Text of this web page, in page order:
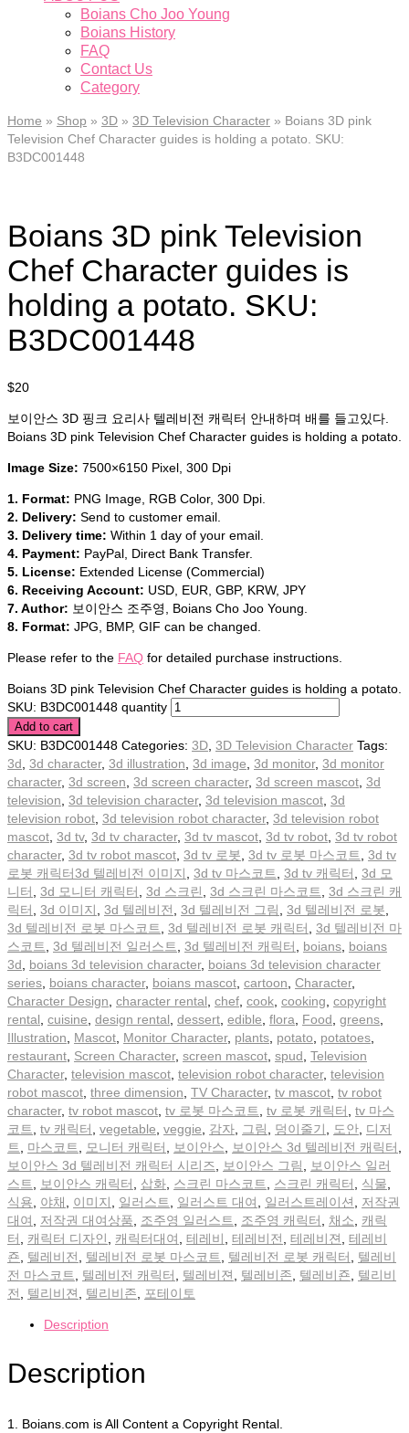
Boians Cho Joo Young
Boians History
FAQ
Contact Us
Category
Home » Shop » 3D » 3D Television Character » Boians 3D pink
Television Chef Character guides is holding a potato. SKU:
B3DC001448
Boians 3D pink Television
Chef Character guides is
holding a potato. SKU:
B3DC001448
$20
보이안스 3D 핑크 요리사 텔레비전 캐릭터 안내하며 배를 들고있다.
Boians 3D pink Television Chef Character guides is holding a potato.
Image Size: 7500×6150 Pixel, 300 Dpi
1. Format: PNG Image, RGB Color, 300 Dpi.
2. Delivery: Send to customer email.
3. Delivery time: Within 1 day of your email.
4. Payment: PayPal, Direct Bank Transfer.
5. License: Extended License (Commercial)
6. Receiving Account: USD, EUR, GBP, KRW, JPY
7. Author: 보이안스 조주영, Boians Cho Joo Young.
8. Format: JPG, BMP, GIF can be changed.
Please refer to the FAQ for detailed purchase instructions.
Boians 3D pink Television Chef Character guides is holding a potato.
SKU: B3DC001448 quantity
Add to cart
SKU: B3DC001448 Categories: 3D 3D Television Character Tags:
3d 3d character, 3d illustration 3d image 3d monitor, 3d monitor
character, 3d screen 3d screen character, 3d screen mascot 3d
television 3d television character, 3d television mascot 3d
television robot 3d television robot character, 3d television robot
mascot 3d tv, 3d tv character, 3d tv mascot 3d tv robot 3d tv robot
character, 3d tv robot mascot 3d tv 로봇 3d tv 로봇 마스코트
3d tv
로봇 캐릭터3d 텔레비전 이미지
3d tv 마스코트 3d tv 캐릭터
3d 모
니터
3d 모니터 캐릭터 3d 스크린 3d 스크린 마스코트
3d 스크린 캐
릭터
3d 이미지 3d 텔레비전 3d 텔레비전 그림 3d 텔레비전 로봇
3d 텔레비전 로봇 마스코트
3d 텔레비전 로봇 캐릭터
3d 텔레비전 마
스코트
3d 텔레비전 일러스트 3d 텔레비전 캐릭터 boians boians
3d
boians 3d television character, boians 3d television character
series boians character, boians mascot cartoon Character,
Character Design character rental chef cook cooking copyright
rental cuisine design rental dessert edible flora Food greens
Illustration
Mascot Monitor Character, plants potato potatoes
restaurant Screen Character, screen mascot spud Television
Character, television mascot television robot character, television
robot mascot three dimension TV Character, tv mascot tv robot
character, tv robot mascot tv 로봇 마스코트 tv 로봇 캐릭터
tv 마스
코트
tv 캐릭터 vegetable veggie 감자 그림 덩이줄기 도안 디저
트
마스코트 모니터 캐릭터 보이안스 보이안스 3d 텔레비전 캐릭터
보이안스 3d 텔레비전 캐릭터 시리즈
보이안스 그림
보이안스 일러
스트
보이안스 캐릭터 삽화 스크린 마스코트 스크린 캐릭터 식물
식용
야채 이미지 일러스트 일러스트 대여 일러스트레이션
저작권
대여
저작권 대여상품 조주영 일러스트 조주영 캐릭터 채소
캐릭
터
캐릭터 디자인 캐릭터대여 테레비 테레비전 테레비젼
테레비
죤
텔레비전 텔레비전 로봇 마스코트 텔레비전 로봇 캐릭터
텔레비
전 마스코트
텔레비전 캐릭터 텔레비젼 텔레비존 텔레비죤
텔리비
전
텔리비젼 텔리비존 포테이토
Description
Description
1. Boians.com is All Content a Copyright Rental.